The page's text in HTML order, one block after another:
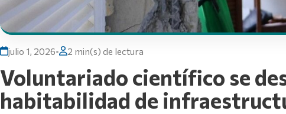
julio 1, 2026• 2 min(s) de lectura
Voluntariado científico se
habitabilidad de